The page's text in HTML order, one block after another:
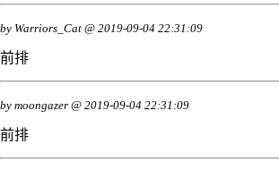
by Warriors_Cat @ 2019-09-04 22:31:09
前排
by moongazer @ 2019-09-04 22:31:09
前排